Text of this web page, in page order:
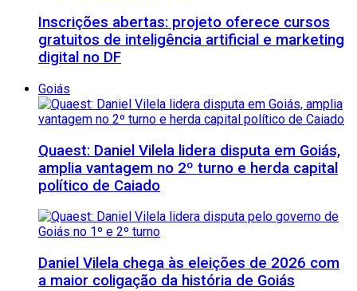
Inscrições abertas: projeto oferece cursos
gratuitos de inteligência artificial e marketing
digital no DF
Goiás
Quaest: Daniel Vilela lidera disputa em Goiás,
amplia vantagem no 2º turno e herda capital
político de Caiado
Daniel Vilela chega às eleições de 2026 com
a maior coligação da história de Goiás